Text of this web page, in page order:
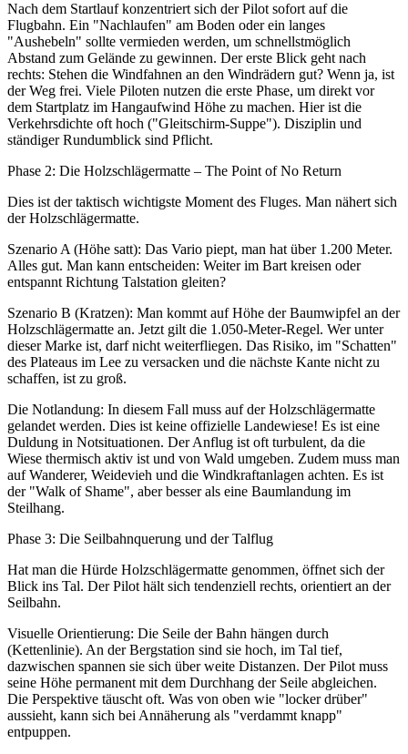
Nach dem Startlauf konzentriert sich der Pilot sofort auf die
Flugbahn. Ein "Nachlaufen" am Boden oder ein langes
"Aushebeln" sollte vermieden werden, um schnellstmöglich
Abstand zum Gelände zu gewinnen. Der erste Blick geht nach
rechts: Stehen die Windfahnen an den Windrädern gut? Wenn ja, ist
der Weg frei. Viele Piloten nutzen die erste Phase, um direkt vor
dem Startplatz im Hangaufwind Höhe zu machen. Hier ist die
Verkehrsdichte oft hoch ("Gleitschirm-Suppe"). Disziplin und
ständiger Rundumblick sind Pflicht.
Phase 2: Die Holzschlägermatte – The Point of No Return
Dies ist der taktisch wichtigste Moment des Fluges. Man nähert sich
der Holzschlägermatte.
Szenario A (Höhe satt): Das Vario piept, man hat über 1.200 Meter.
Alles gut. Man kann entscheiden: Weiter im Bart kreisen oder
entspannt Richtung Talstation gleiten?
Szenario B (Kratzen): Man kommt auf Höhe der Baumwipfel an der
Holzschlägermatte an. Jetzt gilt die 1.050-Meter-Regel. Wer unter
dieser Marke ist, darf nicht weiterfliegen. Das Risiko, im "Schatten"
des Plateaus im Lee zu versacken und die nächste Kante nicht zu
schaffen, ist zu groß.
Die Notlandung: In diesem Fall muss auf der Holzschlägermatte
gelandet werden. Dies ist keine offizielle Landewiese! Es ist eine
Duldung in Notsituationen. Der Anflug ist oft turbulent, da die
Wiese thermisch aktiv ist und von Wald umgeben. Zudem muss man
auf Wanderer, Weidevieh und die Windkraftanlagen achten. Es ist
der "Walk of Shame", aber besser als eine Baumlandung im
Steilhang.
Phase 3: Die Seilbahnquerung und der Talflug
Hat man die Hürde Holzschlägermatte genommen, öffnet sich der
Blick ins Tal. Der Pilot hält sich tendenziell rechts, orientiert an der
Seilbahn.
Visuelle Orientierung: Die Seile der Bahn hängen durch
(Kettenlinie). An der Bergstation sind sie hoch, im Tal tief,
dazwischen spannen sie sich über weite Distanzen. Der Pilot muss
seine Höhe permanent mit dem Durchhang der Seile abgleichen.
Die Perspektive täuscht oft. Was von oben wie "locker drüber"
aussieht, kann sich bei Annäherung als "verdammt knapp"
entpuppen.